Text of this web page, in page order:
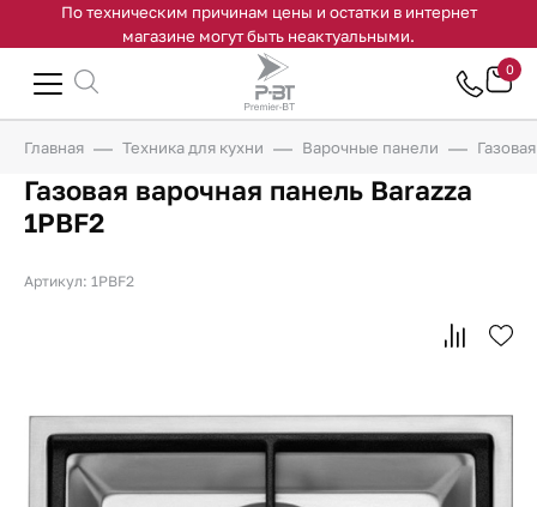
По техническим причинам цены и остатки в интернет
магазине могут быть неактуальными.
0
Главная Техника для кухни Варочные панели
Газовая варочная панель Barazza
1PBF2
Артикул: 1PBF2